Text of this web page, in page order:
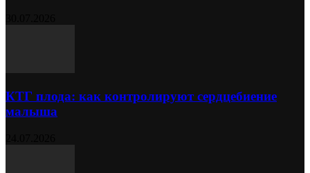
КТГ плода: как контролируют сердцебиение
малыша